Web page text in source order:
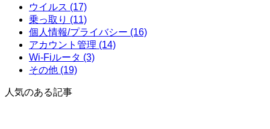
ウイルス (17)
乗っ取り (11)
個人情報/プライバシー (16)
アカウント管理 (14)
Wi-Fiルータ (3)
その他 (19)
人気のある記事